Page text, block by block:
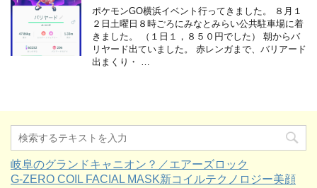
ポケモンGO横浜イベント行ってきました。 ８月１
２日土曜日８時ごろにみなとみらい公共駐車場に着
きました。 （１日１，８５０円でした） 朝からバ
リヤード出ていました。 赤レンガまで、バリアード
出まくり・ …
岐阜のグランドキャニオン？／エアーズロック
G-ZERO COIL FACIAL MASK新コイルテクノロジー美顔